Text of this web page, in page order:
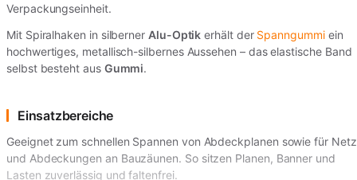
Verpackungseinheit.
Mit Spiralhaken in silberner Alu-Optik erhält der Spanngummiein
hochwertiges, metallisch-silbernes Aussehen – das elastische Band
selbst besteht aus Gummi.
Einsatzbereiche
Geeignet zum schnellen Spannen von Abdeckplanen sowie für
und Abdeckungen an Bauzäunen. So sitzen Planen, Banner und
Lasten zuverlässig und faltenfrei.